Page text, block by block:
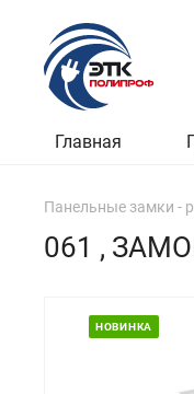
Главная
Панельные замки -
061 ,
НОВИНКА